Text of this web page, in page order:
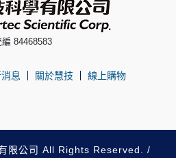
編 84468583
息 關於慧技 線上購物
限公司 All Rights Reserved. /